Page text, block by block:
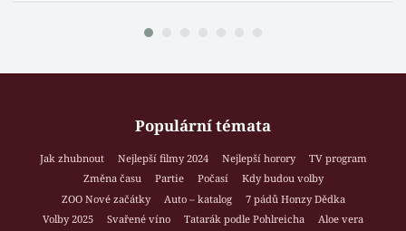
Populární témata
Jak zhubnout Nejlepší filmy 2024 Nejlepší horory
TV program
Změna času
Partie Počasí
Kdy budou volby
ZOO Nové začátky
Auto – katalog
7 pádů Honzy Dědka
Volby 2025
Svařené víno Tatarák podle Pohlreicha
Aloe vera